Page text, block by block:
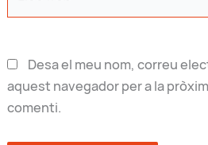
web
Desa el meu nom, correu
aquest navegador per a la
comenti.